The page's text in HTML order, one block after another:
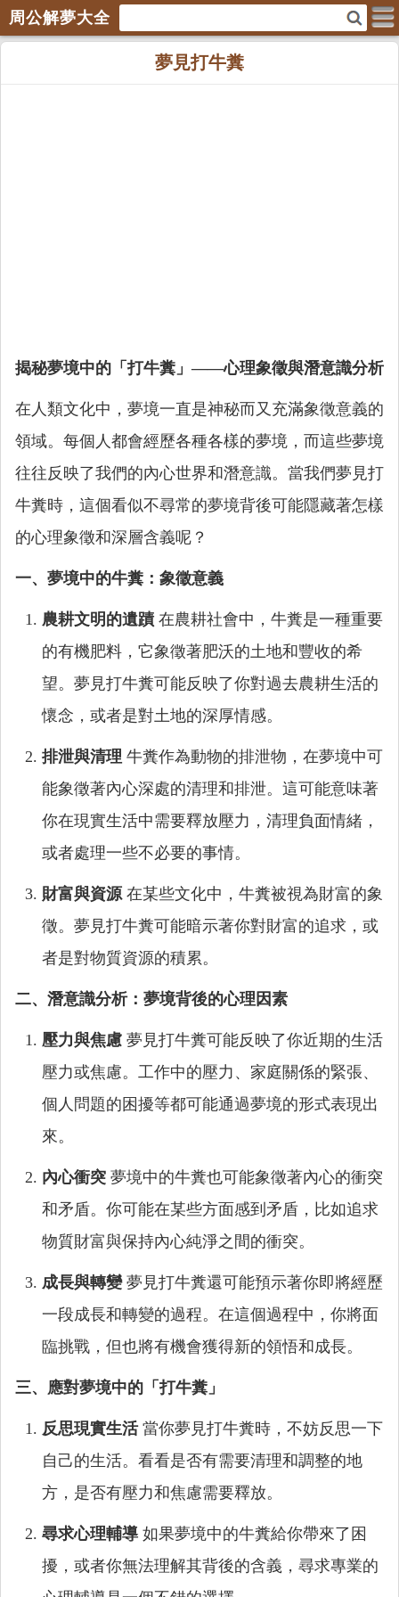
周公解夢大全
夢見打牛糞
揭秘夢境中的「打牛糞」——心理象徵與潛意識分析
在人類文化中，夢境一直是神秘而又充滿象徵意義的
領域。每個人都會經歷各種各樣的夢境，而這些夢境
往往反映了我們的內心世界和潛意識。當我們夢見打
牛糞時，這個看似不尋常的夢境背後可能隱藏著怎樣
的心理象徵和深層含義呢？
一、夢境中的牛糞：象徵意義
農耕文明的遺蹟在農耕社會中，牛糞是一種重要
的有機肥料，它象徵著肥沃的土地和豐收的希
望。夢見打牛糞可能反映了你對過去農耕生活的
懷念，或者是對土地的深厚情感。
排泄與清理 牛糞作為動物的排泄物，在夢境中可
能象徵著內心深處的清理和排泄。這可能意味著
你在現實生活中需要釋放壓力，清理負面情緒，
或者處理一些不必要的事情。
財富與資源在某些文化中，牛糞被視為財富的象
徵。夢見打牛糞可能暗示著你對財富的追求，或
者是對物質資源的積累。
二、潛意識分析：夢境背後的心理因素
壓力與焦慮 夢見打牛糞可能反映了你近期的生活
壓力或焦慮。工作中的壓力、家庭關係的緊張、
個人問題的困擾等都可能通過夢境的形式表現出
來。
內心衝突 夢境中的牛糞也可能象徵著內心的衝突
和矛盾。你可能在某些方面感到矛盾，比如追求
物質財富與保持內心純淨之間的衝突。
成長與轉變夢見打牛糞還可能預示著你即將經歷
一段成長和轉變的過程。在這個過程中，你將面
臨挑戰，但也將有機會獲得新的領悟和成長。
三、應對夢境中的「打牛糞」
反思現實生活當你夢見打牛糞時，不妨反思一下
自己的生活。看看是否有需要清理和調整的地
方，是否有壓力和焦慮需要釋放。
尋求心理輔導 如果夢境中的牛糞給你帶來了困
擾，或者你無法理解其背後的含義，尋求專業的